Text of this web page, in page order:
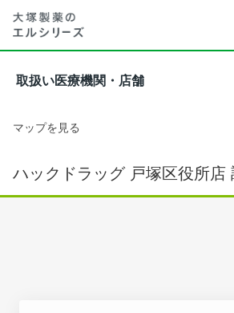
取扱い医療機関・店舗
マップを見る
ハックドラッグ 戸塚区役所店